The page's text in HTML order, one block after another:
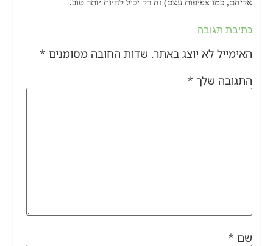
אליהם, כמו צפיפות עצם) זה רק יכול להיות יותר טוב.
כתיבת תגובה
האימייל לא יוצג באתר. שדות החובה מסומנים *
התגובה שלך *
שם *